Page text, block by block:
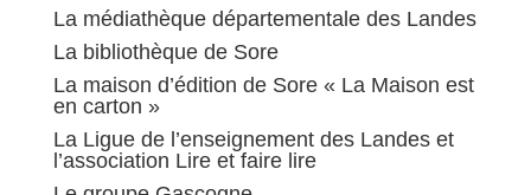
La médiathèque départementale des Landes
La bibliothèque de Sore
La maison d’édition de Sore « La Maison est
en carton »
La Ligue de l’enseignement des Landes et
l’association Lire et faire lire